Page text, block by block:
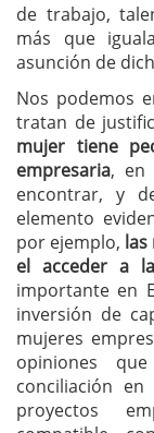
de trabajo,
más que
asunción de
Nos podemos
tratan de
mujer tiene
empresaria, en
encontrar, y
elemento
por ejemplo, las
el acceder a
importante en
inversión de
mujeres
opiniones
conciliación
proyectos